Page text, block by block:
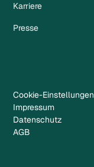
Karriere
Presse
Cookie-Einstellungen
Impressum
Datenschutz
AGB